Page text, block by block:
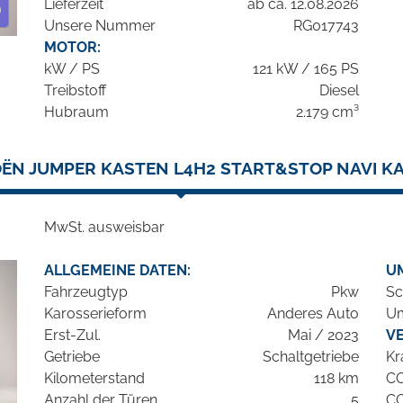
Lieferzeit
ab ca. 12.08.2026
Unsere Nummer
RG017743
MOTOR:
kW / PS
121 kW / 165 PS
Treibstoff
Diesel
Hubraum
2.179 cm³
JUMPER KASTEN L4H2 START&STOP NAVI
MwSt. ausweisbar
ALLGEMEINE DATEN:
Fahrzeugtyp
Pkw
Karosserieform
Anderes Auto
Erst-Zul.
Mai / 2023
Getriebe
Schaltgetriebe
Kilometerstand
118 km